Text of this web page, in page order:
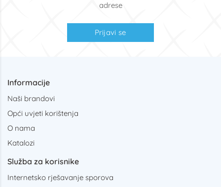
adrese
Prijavi se
Informacije
Naši brandovi
Opći uvjeti korištenja
O nama
Katalozi
Služba za korisnike
Internetsko rješavanje sporova